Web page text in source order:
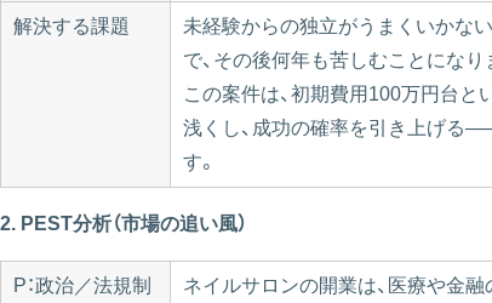
解決する課題
未経験からの独立がうまくいかな
で、その後何年も苦しむことになり
この案件は、初期費用100万円台
浅くし、成功の確率を引き上げる
す。
2. PEST分析（市場の追い風）
P：政治／法規制
ネイルサロンの開業は、医療や金